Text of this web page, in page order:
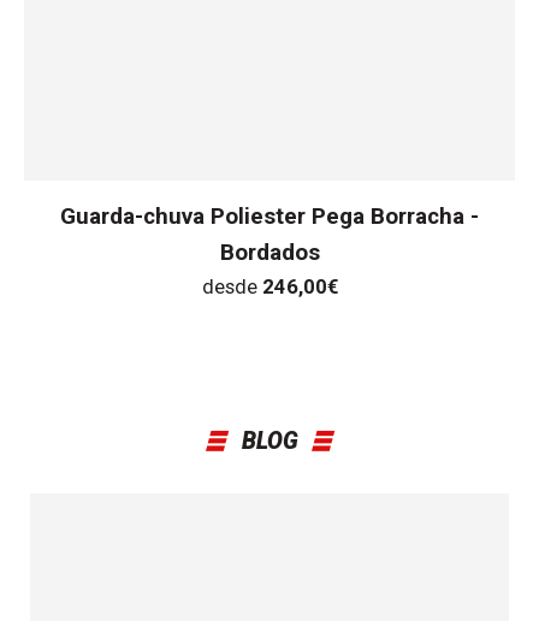
Guarda-chuva Poliester Pega Borracha -
Bordados
desde 246,00€
BLOG